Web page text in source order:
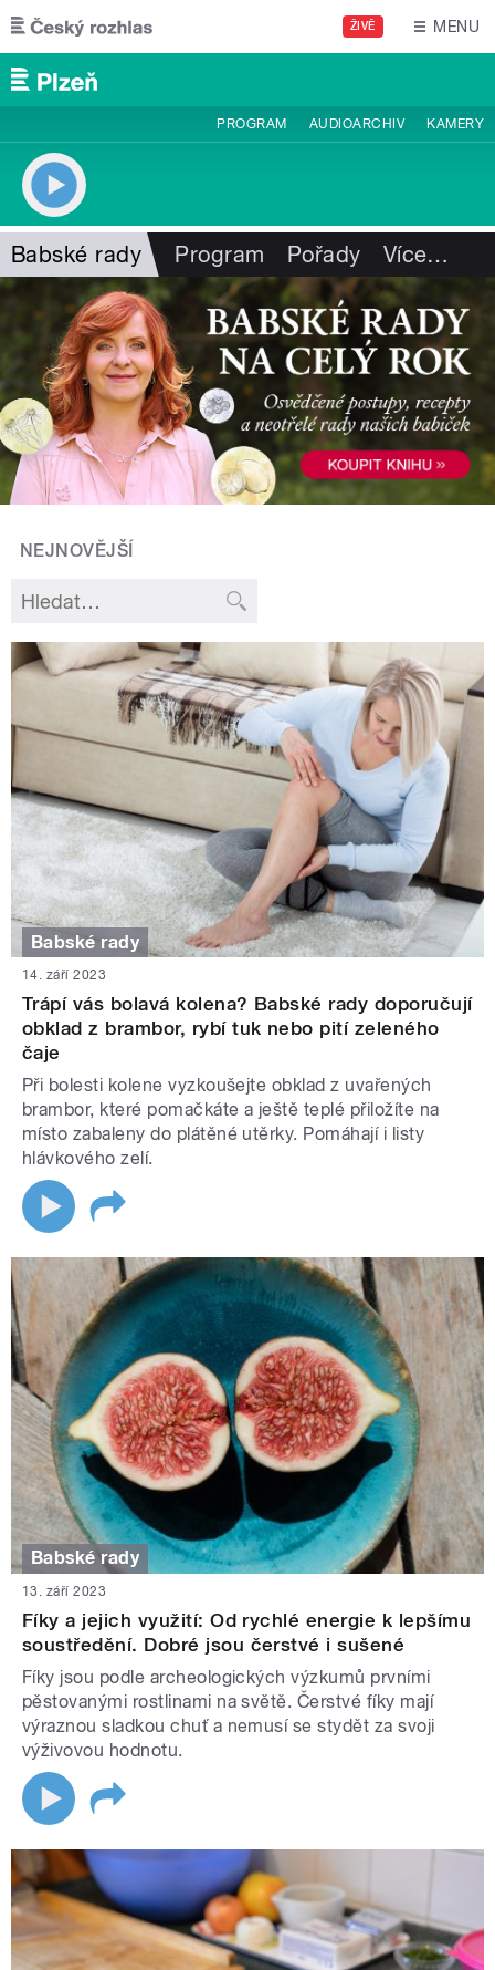
Přejít k hlavnímu obsahu
ŽIVĚ MENU
PROGRAM AUDIOARCHIV KAMERY
Babské rady Program Pořady Více…
NEJNOVĚJŠÍ
Babské rady
14. září 2023
Trápí vás bolavá kolena? Babské rady doporučují
obklad z brambor, rybí tuk nebo pití zeleného
čaje
Při bolesti kolene vyzkoušejte obklad z uvařených
brambor, které pomačkáte a ještě teplé přiložíte na
místo zabaleny do plátěné utěrky. Pomáhají i listy
hlávkového zelí.
Babské rady
13. září 2023
Fíky a jejich využití: Od rychlé energie k lepšímu
soustředění. Dobré jsou čerstvé i sušené
Fíky jsou podle archeologických výzkumů prvními
pěstovanými rostlinami na světě. Čerstvé fíky mají
výraznou sladkou chuť a nemusí se stydět za svoji
výživovou hodnotu.